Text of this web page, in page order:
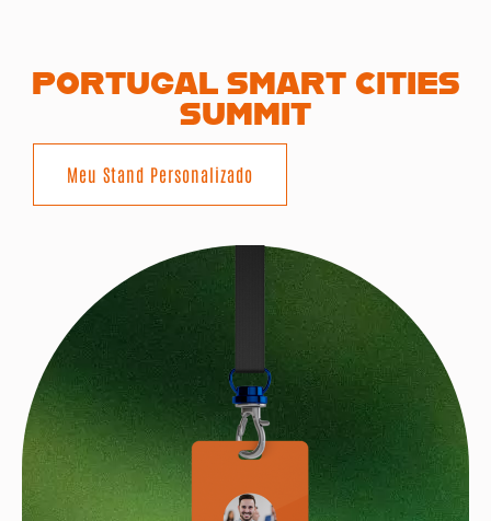
PORTUGAL SMART CITIES
SUMMIT
Meu Stand Personalizado